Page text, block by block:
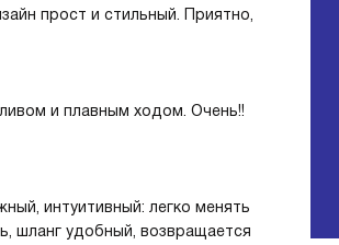
прост и стильный. Приятно,
и плавным ходом. Очень!!
интуитивный: легко менять
шланг удобный, возвращается